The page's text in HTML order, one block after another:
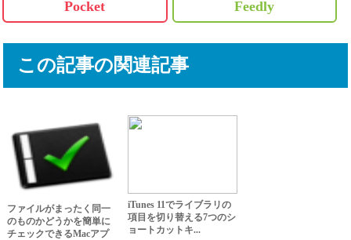
Pocket Feedly
この記事の関連記事
ファイルがまったく同一
のものかどうかを簡単に
チェックできるMacアプ
iTunes 11でライブラリの
項目を切り替える7つのシ
ョートカットキ...